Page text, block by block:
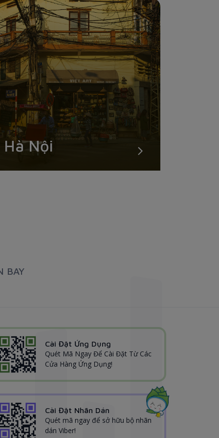
Hà Nội
BAY
Cài Đặt Ứng Dụng
Quét Mã Ngay Để Cài Đặt Từ Các
Cửa Hàng Ứng Dụng!
Cài Đặt Nhãn Dán
Quét mã ngay để sở hữu bộ nhãn
dán Viber!